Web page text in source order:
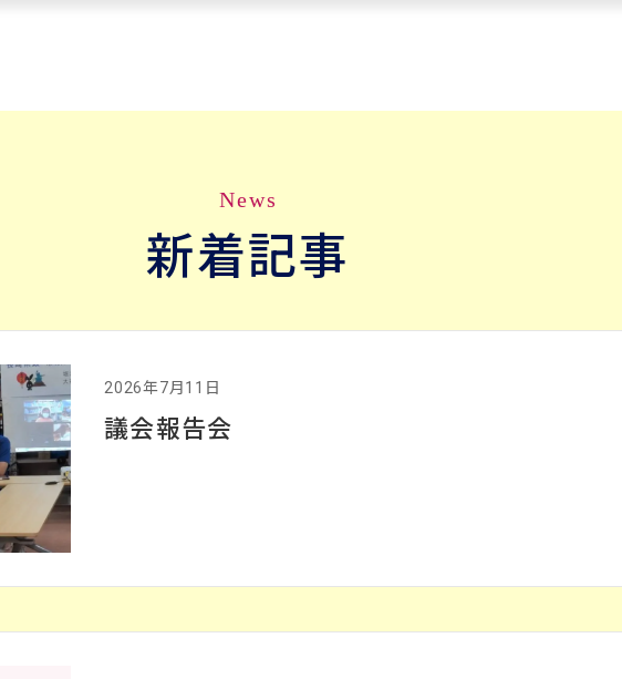
News
新着記事
2026年7月11日
議会報告会